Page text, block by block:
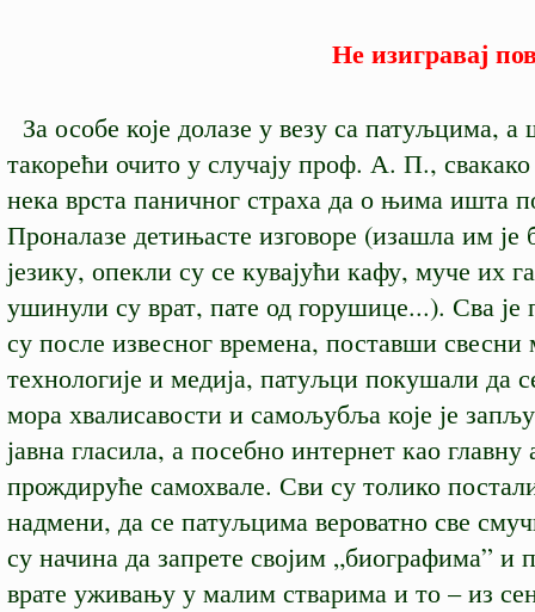
Не изигравај
За особе које долазе у везу са патуљцима, а
такорећи очито у случају проф. А. П.,
нека врста паничног страха да о њима ишта
Проналазе детињасте изговоре (изашла им је
језику, опекли су се кувајући кафу, муче их
ушинули су врат, пате од горушице...). Сва је
су после извесног времена, поставши свесни
технологије и медија, патуљци покушали да
мора хвалисавости и самољубља које је
јавна гласила, а посебно интернет као главну
прождируће самохвале. Сви су толико
надмени, да се патуљцима вероватно све
су начина да запрете својим „биографима” и
врате уживању у малим стварима и то – из